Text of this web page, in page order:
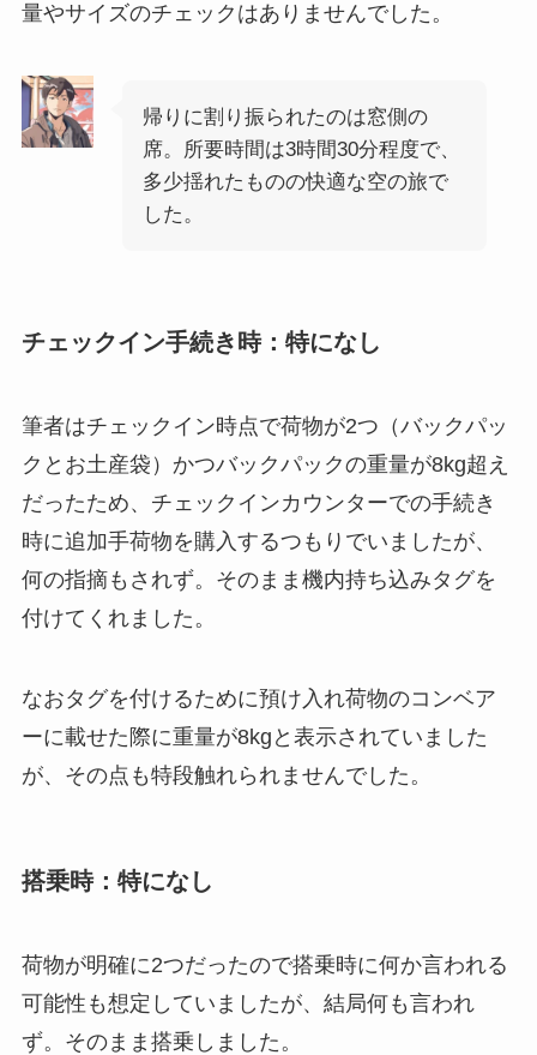
量やサイズのチェックはありませんでした。
帰りに割り振られたのは窓側の
席。所要時間は3時間30分程度で、
多少揺れたものの快適な空の旅で
した。
チェックイン手続き時：特になし
筆者はチェックイン時点で荷物が2つ（バックパッ
クとお土産袋）かつバックパックの重量が8kg超え
だったため、チェックインカウンターでの手続き
時に追加手荷物を購入するつもりでいましたが、
何の指摘もされず。そのまま機内持ち込みタグを
付けてくれました。
なおタグを付けるために預け入れ荷物のコンベア
ーに載せた際に重量が8kgと表示されていました
が、その点も特段触れられませんでした。
搭乗時：特になし
荷物が明確に2つだったので搭乗時に何か言われる
可能性も想定していましたが、結局何も言われ
ず。そのまま搭乗しました。